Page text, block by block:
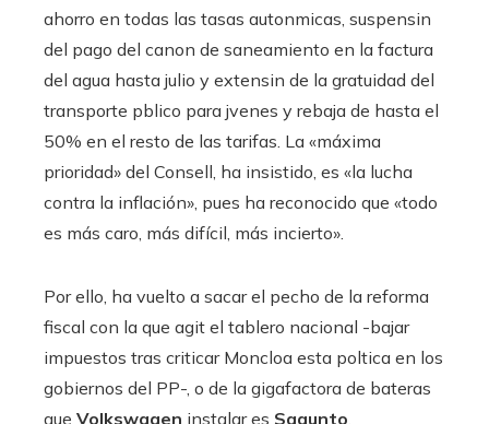
ahorro en todas las tasas autonmicas, suspensin
del pago del canon de saneamiento en la factura
del agua hasta julio y extensin de la gratuidad del
transporte pblico para jvenes y rebaja de hasta el
50% en el resto de las tarifas. La «máxima
prioridad» del Consell, ha insistido, es «la lucha
contra la inflación», pues ha reconocido que «todo
es más caro, más difícil, más incierto».
Por ello, ha vuelto a sacar el pecho de la reforma
fiscal con la que agit el tablero nacional -bajar
impuestos tras criticar Moncloa esta poltica en los
gobiernos del PP-, o de la gigafactora de bateras
que Volkswagen instalar es Sagunto.